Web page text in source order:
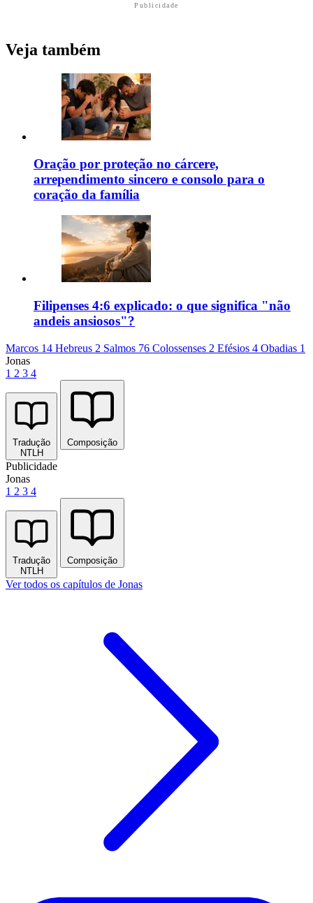
Publicidade
Veja também
Oração por proteção no cárcere,
arrependimento sincero e consolo para o
coração da família
Filipenses 4:6 explicado: o que significa "não
andeis ansiosos"?
Marcos 14 Hebreus 2 Salmos 76 Colossenses 2 Efésios 4 Obadias 1
Jonas
1 2 3 4
Tradução
NTLH
Composição
Publicidade
Jonas
1 2 3 4
Tradução
NTLH
Composição
Ver todos os capítulos de Jonas